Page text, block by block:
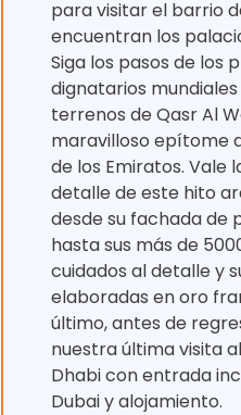
para visitar el barrio
encuentran los
Siga los pasos de los
dignatarios
terrenos de Qasr Al
maravilloso epítome
de los Emiratos. Vale
detalle de este hito
desde su fachada de
hasta sus más de
cuidados al detalle y
elaboradas en oro
último, antes de
nuestra última visita
Dhabi con entrada
Dubai y alojamiento.